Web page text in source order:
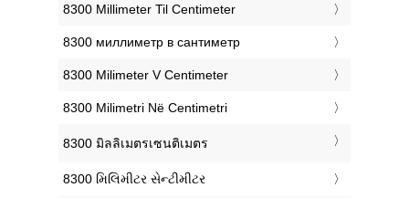
‎8300 Millimeter Til Centimeter
‎8300 миллиметр в сантиметр
‎8300 Milimeter V Centimeter
‎8300 Milimetri Në Centimetri
‎8300 มิลลิเมตรเซนติเมตร
‎8300 મિલિમીટર સેન્ટીમીટર